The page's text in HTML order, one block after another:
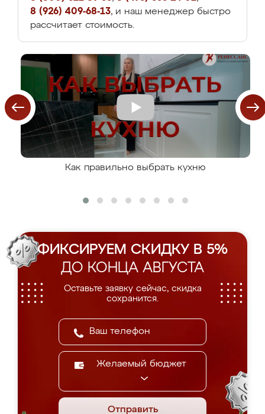
8 (926) 409-68-13, и наш менеджер быстро
рассчитает стоимость.
Как правильно выбрать кухню
ФИКСИРУЕМ СКИДКУ В 5%
ДО КОНЦА АВГУСТА
Оставьте заявку сейчас, скидка
сохранится.
Желаемый бюджет
Отправить